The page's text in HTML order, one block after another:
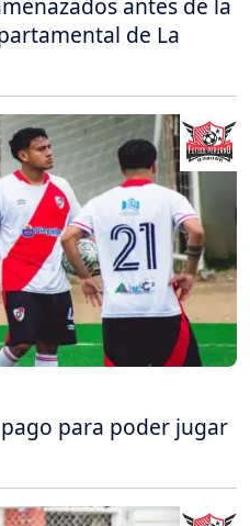
antes de la
de La
para poder jugar